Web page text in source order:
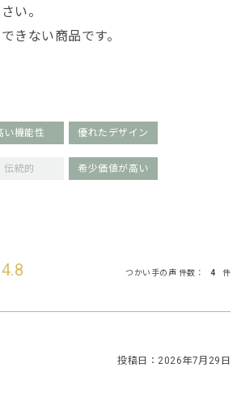
い。
きない商品です。
い機能性 優れたデザイン
伝統的 希少価値が高い
4.8 つかい手の声 件数： 4 件
投稿日：2026年7月29日